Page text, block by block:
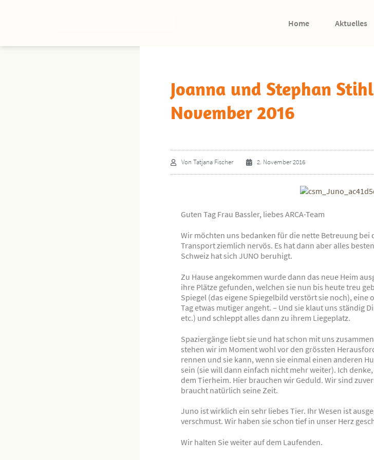
Home Aktuelles
Joanna und Stephan
November 2016
Von Tatjana Fischer 2. November 2016
Guten Tag Frau Bassler, liebes ARCA-Team
Wir möchten uns bedanken für die nette Betreuung bei
Transport ziemlich nervös. Es hat dann aber alles
Schweiz hat sich JUNO beruhigt.
Zu Hause angekommen wurde dann das neue Heim
ihre Plätze gefunden, welchen sie nun bis heute treu
Spiegel (das eigene Spiegelbild verstört sie noch), eine
Tag etwas mutiger angeht. – Und sie klaut uns ständig
etc.) und schleppt alles dann zu ihrem Liegeplatz.
Spaziergänge liebt sie und hat schon mit uns
stehen wir im Moment wohl vor den grössten
rennen und sie kann, wenn sie einmal einen anderen
sein (sie will dann einfach nicht mehr weiter). Ich
dem Tierheim. Hier brauchen wir Geduld. Wir sind
braucht natürlich seine Zeit.
Juno ist wirklich ein sehr liebes Tier. Ihr Wesen ist
verschmust. Wir haben sie schon tief in unser Herz
Wir halten Sie weiter auf dem Laufenden.